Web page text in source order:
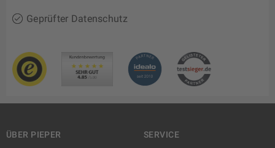
Geprüfter Datenschutz
ÜBER PIEPER
SERVICE